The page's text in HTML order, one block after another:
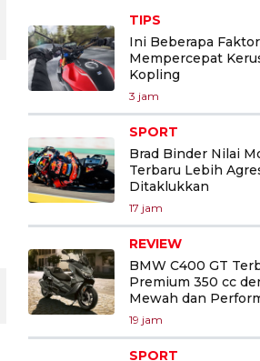
TIPS
Ini Beberapa
Mempercepat
Kopling
3 jam
SPORT
Brad Binder Nilai
Terbaru Lebih
Ditaklukkan
17 jam
REVIEW
BMW C400 GT
Premium 350 cc
Mewah dan
19 jam
SPORT